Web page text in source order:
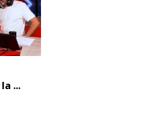
...